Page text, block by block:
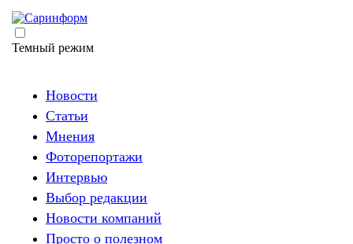
Темный режим
Новости
Статьи
Мнения
Фоторепортажи
Интервью
Выбор редакции
Новости компаний
Просто о полезном